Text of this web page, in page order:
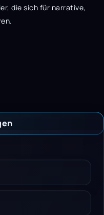
die sich für narrative,